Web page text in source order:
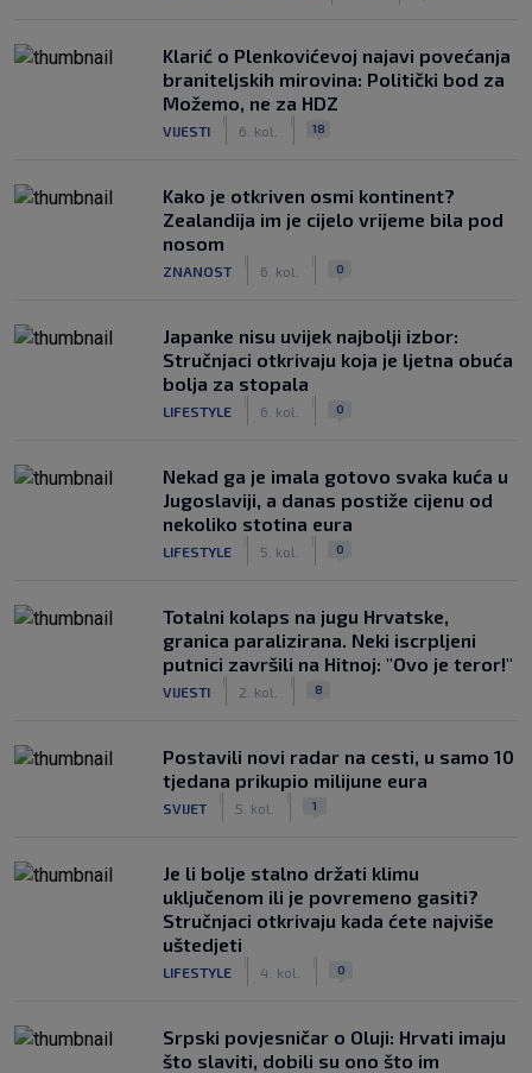
Klarić o Plenkovićevoj najavi povećanja
braniteljskih mirovina: Politički bod za
Možemo, ne za HDZ
VIJESTI 6. kol. 18
Kako je otkriven osmi kontinent?
Zealandija im je cijelo vrijeme bila pod
nosom
ZNANOST 6. kol. 0
Japanke nisu uvijek najbolji izbor:
Stručnjaci otkrivaju koja je ljetna obuća
bolja za stopala
LIFESTYLE 6. kol. 0
Nekad ga je imala gotovo svaka kuća u
Jugoslaviji, a danas postiže cijenu od
nekoliko stotina eura
LIFESTYLE 5. kol. 0
Totalni kolaps na jugu Hrvatske,
granica paralizirana. Neki iscrpljeni
putnici završili na Hitnoj: "Ovo je teror!"
VIJESTI 2. kol. 8
Postavili novi radar na cesti, u samo 10
tjedana prikupio milijune eura
SVIJET 5. kol. 1
Je li bolje stalno držati klimu
uključenom ili je povremeno gasiti?
Stručnjaci otkrivaju kada ćete najviše
uštedjeti
LIFESTYLE 4. kol. 0
Srpski povjesničar o Oluji: Hrvati imaju
što slaviti, dobili su ono što im